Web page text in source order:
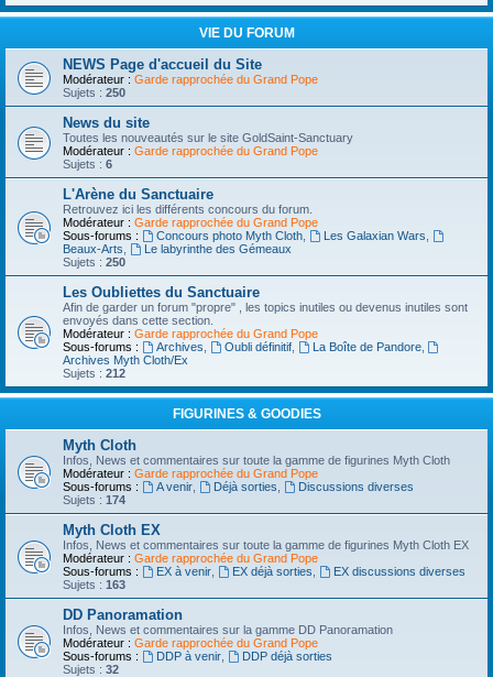
VIE DU FORUM
NEWS Page d'accueil du Site
Modérateur : Garde rapprochée du Grand Pope
Sujets : 250
News du site
Toutes les nouveautés sur le site GoldSaint-Sanctuary
Modérateur : Garde rapprochée du Grand Pope
Sujets : 6
L'Arène du Sanctuaire
Retrouvez ici les différents concours du forum.
Modérateur : Garde rapprochée du Grand Pope
Sous-forums :
Concours photo Myth Cloth, Les Galaxian Wars
Beaux-Arts
Le labyrinthe des Gémeaux
Sujets : 250
Les Oubliettes du Sanctuaire
Afin de garder un forum "propre" , les topics inutiles ou devenus inutiles sont
envoyés dans cette section.
Modérateur : Garde rapprochée du Grand Pope
Sous-forums :
Archives Oubli définitif, La Boîte de Pandore,
Archives Myth Cloth/Ex
Sujets : 212
FIGURINES & GOODIES
Myth Cloth
Infos, News et commentaires sur toute la gamme de figurines Myth Cloth
Modérateur : Garde rapprochée du Grand Pope
Sous-forums :
A venir, Déjà sorties
Discussions diverses
Sujets : 174
Myth Cloth EX
Infos, News et commentaires sur toute la gamme de figurines Myth Cloth EX
Modérateur : Garde rapprochée du Grand Pope
Sous-forums :
EX à venir, EX déjà sorties
EX discussions diverses
Sujets : 163
DD Panoramation
Infos, News et commentaires sur la gamme DD Panoramation
Modérateur : Garde rapprochée du Grand Pope
Sous-forums :
DDP à venir,
DDP déjà sorties
Sujets : 32